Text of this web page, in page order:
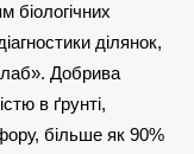
біологічних
ділянок,
Добрива
в ґрунті,
більше як 90%